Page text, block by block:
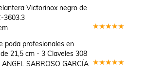
Victorinox negro de
3603.3
poda profesionales en
21,5 cm - 3 Claveles 308
SABROSO GARCÍA